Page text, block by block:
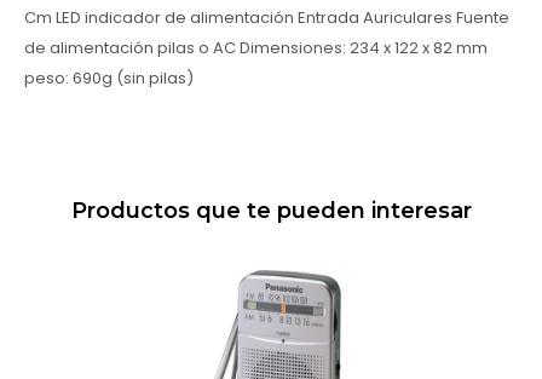
Cm LED indicador de alimentación Entrada Auriculares Fuente
de alimentación pilas o AC Dimensiones: 234 x 122 x 82 mm
peso: 690g (sin pilas)
Productos que te pueden interesar